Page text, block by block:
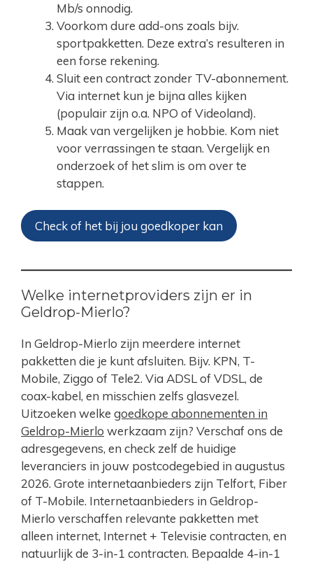
Mb/s onnodig.
Voorkom dure add-ons zoals bijv.
sportpakketten. Deze extra’s resulteren in
een forse rekening.
Sluit een contract zonder TV-abonnement.
Via internet kun je bijna alles kijken
(populair zijn o.a. NPO of Videoland).
Maak van vergelijken je hobbie. Kom niet
voor verrassingen te staan. Vergelijk en
onderzoek of het slim is om over te
stappen.
Check of het bij jou goedkoper kan
Welke internetproviders zijn er in
Geldrop-Mierlo?
In Geldrop-Mierlo zijn meerdere internet
pakketten die je kunt afsluiten. Bijv. KPN, T-
Mobile, Ziggo of Tele2. Via ADSL of VDSL, de
coax-kabel, en misschien zelfs glasvezel.
Uitzoeken welke goedkope abonnementen in
Geldrop-Mierlo werkzaam zijn? Verschaf ons de
adresgegevens, en check zelf de huidige
leveranciers in jouw postcodegebied in augustus
2026. Grote internetaanbieders zijn Telfort, Fiber
of T-Mobile. Internetaanbieders in Geldrop-
Mierlo verschaffen relevante pakketten met
alleen internet, Internet + Televisie contracten, en
natuurlijk de 3-in-1 contracten. Bepaalde 4-in-1